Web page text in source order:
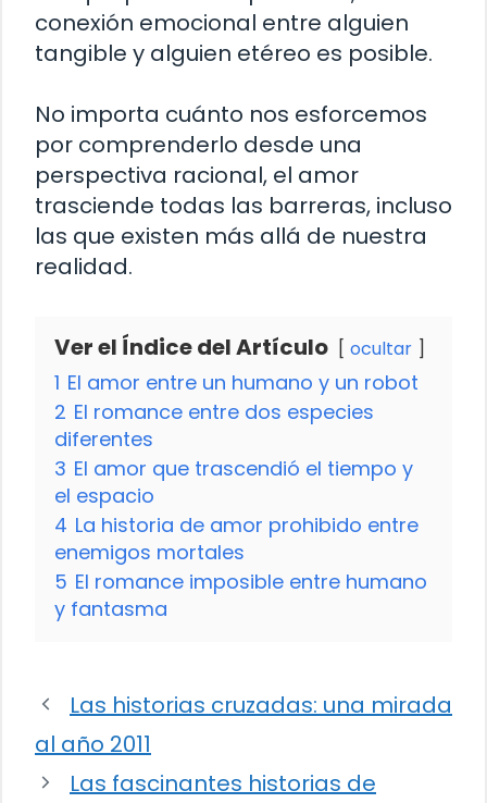
conexión emocional entre alguien
tangible y alguien etéreo es posible.
No importa cuánto nos esforcemos
por comprenderlo desde una
perspectiva racional, el amor
trasciende todas las barreras, incluso
las que existen más allá de nuestra
realidad.
Ver el Índice del Artículo ocultar
1 El amor entre un humano y un robot
2 El romance entre dos especies
diferentes
3 El amor que trascendió el tiempo y
el espacio
4 La historia de amor prohibido entre
enemigos mortales
5 El romance imposible entre humano
y fantasma
Las historias cruzadas: una mirada
al año 2011
Las fascinantes historias de